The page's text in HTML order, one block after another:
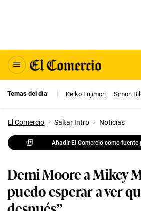
Temas del día Keiko Fujimori Simon
El Comercio · Saltar Intro · Noticias
Añadir El Comercio como fuente
Demi Moore a Mikey
puedo esperar a ver